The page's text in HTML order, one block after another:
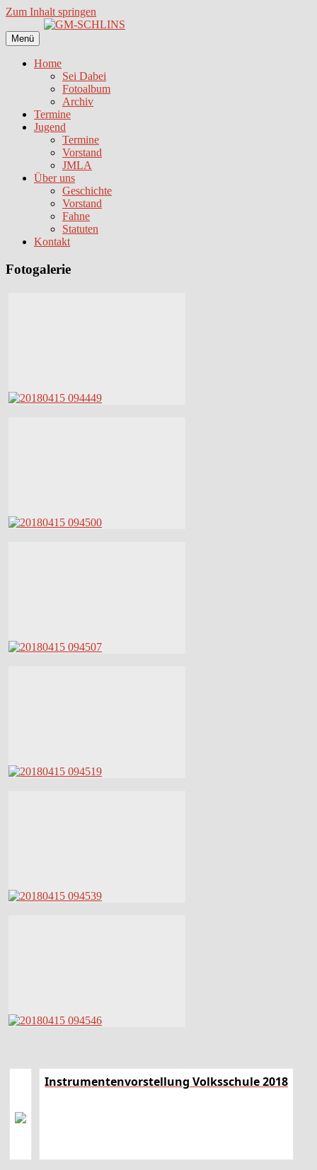
Zum Inhalt springen
Menü
Home
Sei Dabei
Fotoalbum
Archiv
Termine
Jugend
Termine
Vorstand
JMLA
Über uns
Geschichte
Vorstand
Fahne
Statuten
Kontakt
Fotogalerie
Instrumentenvorstellung Volksschule 2018